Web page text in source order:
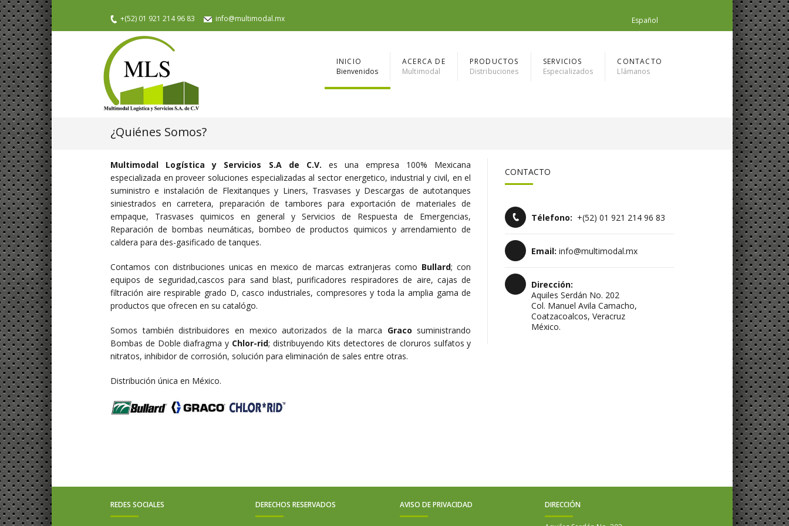
Español
+(52) 01 921 214 96 83 info@multimodal.mx
INICIO
Bienvenidos
ACERCA DE
Multimodal
PRODUCTOS
Distribuciones
SERVICIOS
Especializados
CONTACTO
Llámanos
¿Quiénes Somos?
Multimodal Logística y Servicios S.A de C.V. es una empresa 100% Mexicana
especializada en proveer soluciones especializadas al sector energetico, industrial y civil, en el
suministro e instalación de Flexitanques y Liners, Trasvases y Descargas de autotanques
siniestrados en carretera, preparación de tambores para exportación de materiales de
empaque, Trasvases quimicos en general y Servicios de Respuesta de Emergencias,
Reparación de bombas neumáticas, bombeo de productos quimicos y arrendamiento de
caldera para des-gasificado de tanques.
Contamos con distribuciones unicas en mexico de marcas extranjeras como Bullard; con
equipos de seguridad,cascos para sand blast, purificadores respiradores de aire, cajas de
filtración aire respirable grado D, casco industriales, compresores y toda la amplia gama de
productos que ofrecen en su catalógo.
Somos también distribuidores en mexico autorizados de la marca Graco suministrando
Bombas de Doble diafragma y Chlor-rid; distribuyendo Kits detectores de cloruros sulfatos y
nitratos, inhibidor de corrosión, solución para eliminación de sales entre otras.
Distribución única en México.
CONTACTO
Télefono: +(52) 01 921 214 96 83
Email: info@multimodal.mx
Dirección:
Aquiles Serdán No. 202
Col. Manuel Avila Camacho,
Coatzacoalcos, Veracruz
México.
REDES SOCIALES DERECHOS RESERVADOS AVISO DE PRIVACIDAD DIRECCIÓN